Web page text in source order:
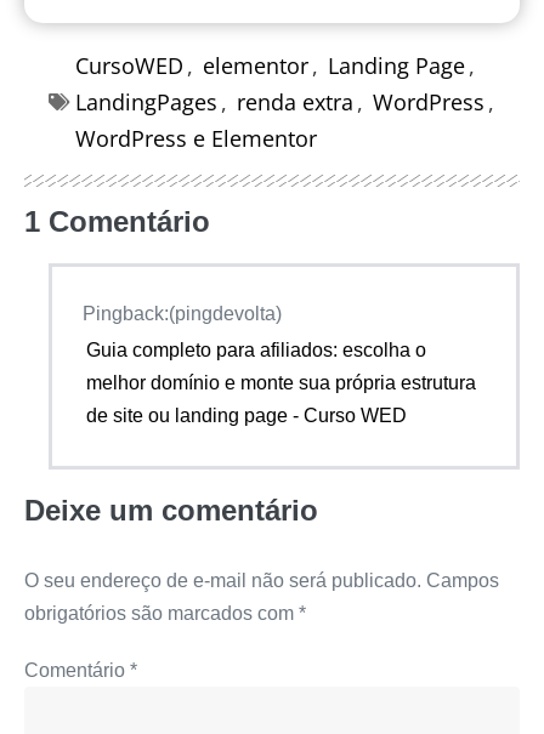
CursoWED , elementor, Landing Page,
LandingPages , renda extra , WordPress ,
WordPress e Elementor
1 Comentário
Pingback:(pingdevolta)
Guia completo para afiliados: escolha o
melhor domínio e monte sua própria estrutura
de site ou landing page - Curso WED
Deixe um comentário
O seu endereço de e-mail não será publicado. Campos
obrigatórios são marcados com *
Comentário *